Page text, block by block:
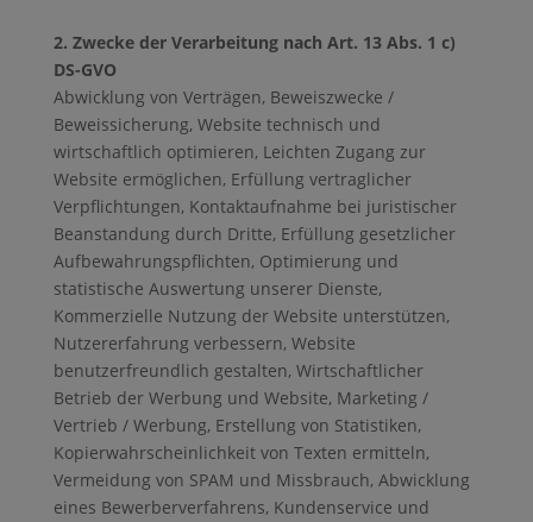
2. Zwecke der Verarbeitung nach Art. 13 Abs. 1 c)
DS-GVO
Abwicklung von Verträgen, Beweiszwecke /
Beweissicherung, Website technisch und
wirtschaftlich optimieren, Leichten Zugang zur
Website ermöglichen, Erfüllung vertraglicher
Verpflichtungen, Kontaktaufnahme bei juristischer
Beanstandung durch Dritte, Erfüllung gesetzlicher
Aufbewahrungspflichten, Optimierung und
statistische Auswertung unserer Dienste,
Kommerzielle Nutzung der Website unterstützen,
Nutzererfahrung verbessern, Website
benutzerfreundlich gestalten, Wirtschaftlicher
Betrieb der Werbung und Website, Marketing /
Vertrieb / Werbung, Erstellung von Statistiken,
Kopierwahrscheinlichkeit von Texten ermitteln,
Vermeidung von SPAM und Missbrauch, Abwicklung
eines Bewerberverfahrens, Kundenservice und